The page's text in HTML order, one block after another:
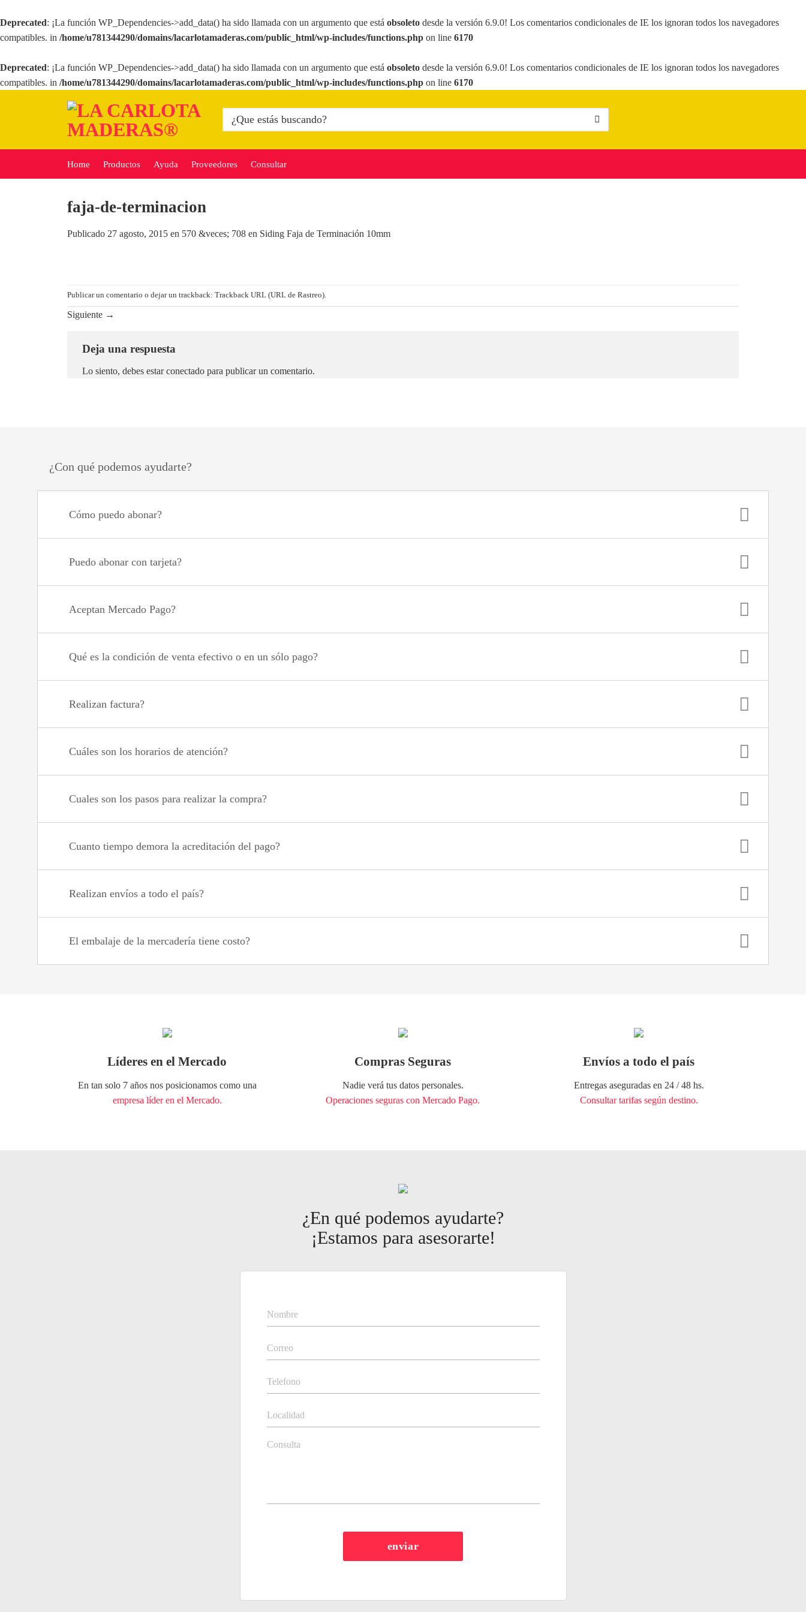
Deprecated: ¡La función WP_Dependencies->add_data() ha sido llamada con un argumento que está obsoleto desde la versión 6.9.0! Los comentarios condicionales de IE los ignoran todos los navegadores
compatibles. in /home/u781344290/domains/lacarlotamaderas.com/public_html/wp-includes/functions.php on line 6170
Deprecated: ¡La función WP_Dependencies->add_data() ha sido llamada con un argumento que está obsoleto desde la versión 6.9.0! Los comentarios condicionales de IE los ignoran todos los navegadores
compatibles. in /home/u781344290/domains/lacarlotamaderas.com/public_html/wp-includes/functions.php on line 6170
por:
Home Productos Ayuda Proveedores Consultar
faja-de-terminacion
Publicado 27 agosto, 2015 en 570 &veces; 708 en Siding Faja de Terminación 10mm
Publicar un comentario o dejar un trackback: Trackback URL (URL de Rastreo).
Siguiente →
Deja una respuesta
Lo siento, debes estarconectado para publicar un comentario.
¿Con qué podemos ayudarte?
Cómo puedo abonar?
Puedo abonar con tarjeta?
Aceptan Mercado Pago?
Qué es la condición de venta efectivo o en un sólo pago?
Realizan factura?
Cuáles son los horarios de atención?
Cuales son los pasos para realizar la compra?
Cuanto tiempo demora la acreditación del pago?
Realizan envíos a todo el país?
El embalaje de la mercadería tiene costo?
Líderes en el Mercado
En tan solo 7 años nos posicionamos como una
empresa líder en el Mercado.
Compras Seguras
Nadie verá tus datos personales.
Operaciones seguras con Mercado Pago.
Envíos a todo el país
Entregas aseguradas en 24 / 48 hs.
Consultar tarifas según destino.
¿En qué podemos ayudarte?
¡Estamos para asesorarte!